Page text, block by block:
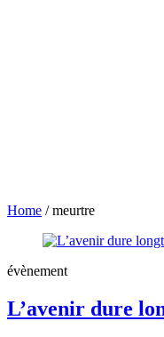
Home /meurtre
évènement
L’avenir dure